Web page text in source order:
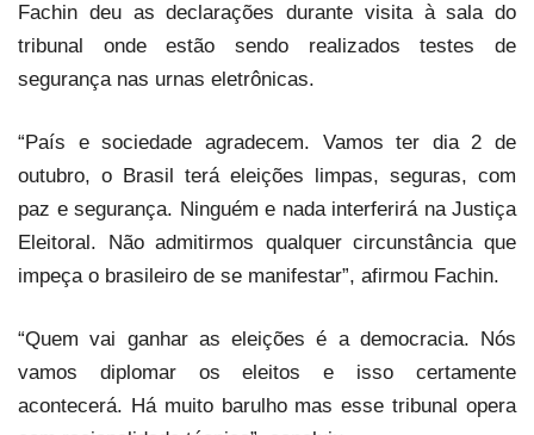
Fachin deu as declarações durante visita à sala do
tribunal onde estão sendo realizados testes de
segurança nas urnas eletrônicas.
“País e sociedade agradecem. Vamos ter dia 2 de
outubro, o Brasil terá eleições limpas, seguras, com
paz e segurança. Ninguém e nada interferirá na Justiça
Eleitoral. Não admitirmos qualquer circunstância que
impeça o brasileiro de se manifestar”, afirmou Fachin.
“Quem vai ganhar as eleições é a democracia. Nós
vamos diplomar os eleitos e isso certamente
acontecerá. Há muito barulho mas esse tribunal opera